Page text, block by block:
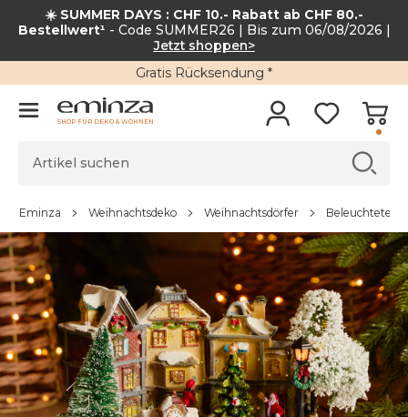
☀️ SUMMER DAYS : CHF 10.- Rabatt ab CHF 80.-
Bestellwert¹ - Code SUMMER26 | Bis zum 06/08/2026 |
Jetzt shoppen>
Gratis Rücksendung *
SHOP FÜR DEKO & WOHNEN
Eminza Weihnachtsdeko Weihnachtsdörfer Beleuchtete